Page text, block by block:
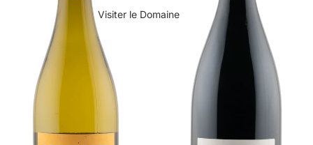
Visiter le Domaine